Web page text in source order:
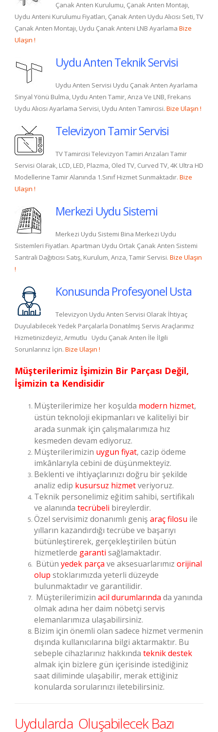
Çanak Anten Kurulumu, Çanak Anten Montajı,
Uydu Anteni Kurulumu Fiyatları, Çanak Anten Uydu Alıcısı Seti, TV
Çanak Anten Montajı, Uydu Çanak Anteni LNB Ayarlama Bize
Ulaşın !
Uydu Anten Teknik Servisi
Uydu Anten Servisi Uydu Çanak Anten Ayarlama
Sinyal Yönü Bulma, Uydu Anten Tamir, Arıza Ve LNB, Frekans
Uydu Alıcısı Ayarlama Servisi, Uydu Anten Tamircisi. Bize Ulaşın !
Televizyon Tamir Servisi
TV Tamircisi Televizyon Tamiri Arızaları Tamir
Servisi Olarak, LCD, LED, Plazma, Oled TV, Curved TV, 4K Ultra HD
Modellerine Tamir Alanında 1.Sınıf Hizmet Sunmaktadır. Bize
Ulaşın !
Merkezi Uydu Sistemi
Merkezi Uydu Sistemi Bina Merkezi Uydu
Sistemleri Fiyatları. Apartman Uydu Ortak Çanak Anten Sistemi
Santrali Dağıtıcısı Satış, Kurulum, Arıza, Tamir Servisi. Bize Ulaşın
!
Konusunda Profesyonel Usta
Televizyon Uydu Anten Servisi Olarak İhtiyaç
Duyulabilecek Yedek Parçalarla Donatılmış Servis Araçlarımız
Hizmetinizdeyiz, Armutlu Uydu Çanak Anten İle İlgili
Sorunlarınız İçin. Bize Ulaşın !
Müşterilerimiz İşimizin Bir Parçası Değil,
İşimizin ta Kendisidir
Müşterilerimize her koşulda modern hizmet,
üstün teknoloji ekipmanları ve kaliteliyi bir
arada sunmak için çalışmalarımıza hız
kesmeden devam ediyoruz.
Müşterilerimizin uygun fiyat, cazip ödeme
imkânlarıyla cebini de düşünmekteyiz.
Beklenti ve ihtiyaçlarınızı doğru bir şekilde
analiz edip kusursuz hizmetveriyoruz.
Teknik personelimiz eğitim sahibi, sertifikalı
ve alanında tecrübeli bireylerdir.
Özel servisimiz donanımlı geniş araç filosu ile
yılların kazandırdığı tecrübe ve başarıyı
bütünleştirerek, gerçekleştirilen bütün
hizmetlerde garanti sağlamaktadır.
Bütün yedek parça ve aksesuarlarımız orijinal
olup stoklarımızda yeterli düzeyde
bulunmaktadır ve garantilidir.
Müşterilerimizin acil durumlarında da yanında
olmak adına her daim nöbetçi servis
elemanlarımıza ulaşabilirsiniz.
Bizim için önemli olan sadece hizmet vermenin
dışında kullanıcılarına bilgi aktarmaktır. Bu
sebeple cihazlarınız hakkında teknik destek
almak için bizlere gün içerisinde istediğiniz
saat diliminde ulaşabilir, merak ettiğiniz
konularda sorularınızı iletebilirsiniz.
Uydularda Oluşabilecek Bazı